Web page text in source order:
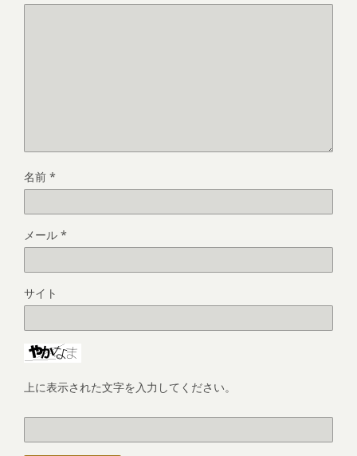
名前 *
メール *
サイト
上に表示された文字を入力してください。